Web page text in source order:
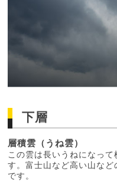
下層
層積雲（うね雲）
この雲は長いうねになっ
す。富士山など高い山な
です。